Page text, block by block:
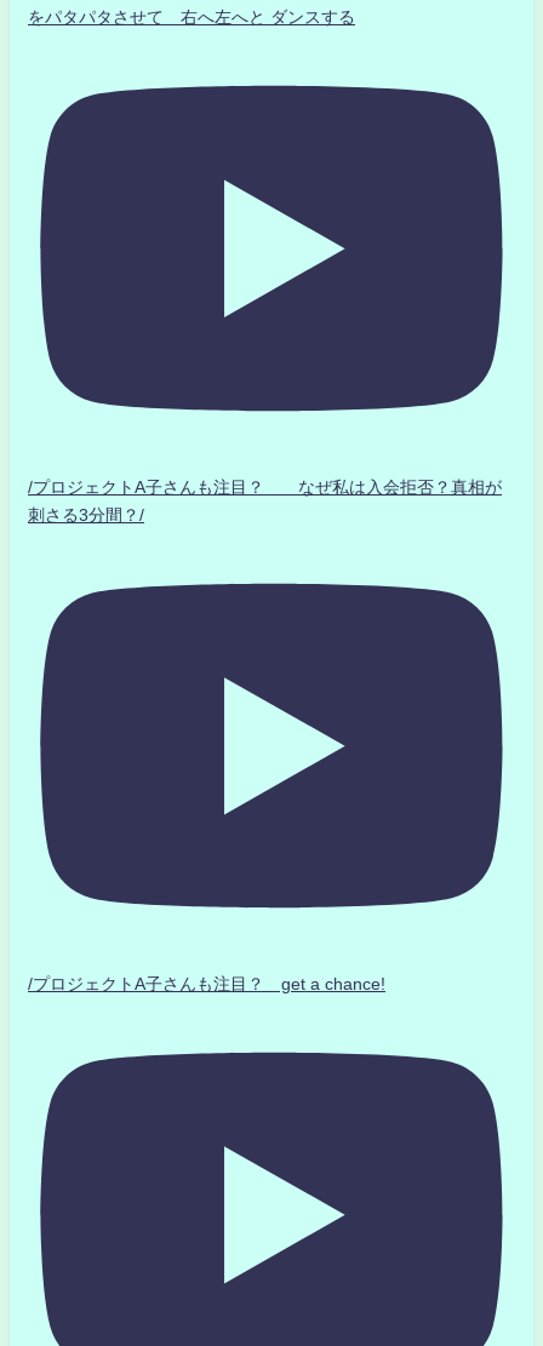
をパタパタさせて 右へ左へと ダンスする
/プロジェクトA子さんも注目？ なぜ私は入会拒否？真相が
刺さる3分間？/
/プロジェクトA子さんも注目？ get a chance!